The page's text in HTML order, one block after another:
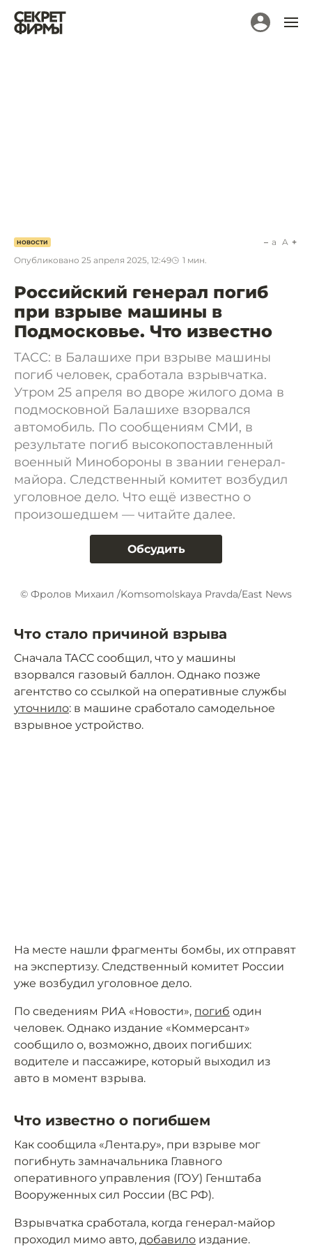
НОВОСТИ
Опубликовано 25 апреля 2025, 12:49 1 мин.
a A
Российский генерал погиб
при взрыве машины в
Подмосковье. Что известно
ТАСС: в Балашихе при взрыве машины
погиб человек, сработала взрывчатка.
Утром 25 апреля во дворе жилого дома в
подмосковной Балашихе взорвался
автомобиль. По сообщениям СМИ, в
результате погиб высокопоставленный
военный Минобороны в звании генерал-
майора. Следственный комитет возбудил
уголовное дело. Что ещё известно о
произошедшем — читайте далее.
Обсудить
© Фролов Михаил /Komsomolskaya Pravda/East News
Что стало причиной взрыва
Сначала ТАСС сообщил, что у машины
взорвался газовый баллон. Однако позже
агентство со ссылкой на оперативные службы
уточнило: в машине сработало самодельное
взрывное устройство.
На месте нашли фрагменты бомбы, их отправят
на экспертизу. Следственный комитет России
уже возбудил уголовное дело.
По сведениям РИА «Новости», погиб один
человек. Однако издание «Коммерсант»
сообщило о, возможно, двоих погибших:
водителе и пассажире, который выходил из
авто в момент взрыва.
Что известно о погибшем
Как сообщила «Лента.ру», при взрыве мог
погибнуть замначальника Главного
оперативного управления (ГОУ) Генштаба
Вооруженных сил России (ВС РФ).
Взрывчатка сработала, когда генерал-майор
проходил мимо авто, добавило издание.